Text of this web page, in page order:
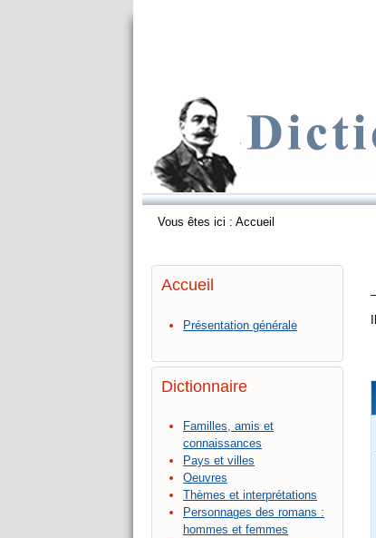
Vous êtes ici : Accueil
Accueil
Présentation générale
Dictionnaire
Familles, amis et
connaissances
Pays et villes
Oeuvres
Thèmes et interprétations
Personnages des romans :
hommes et femmes